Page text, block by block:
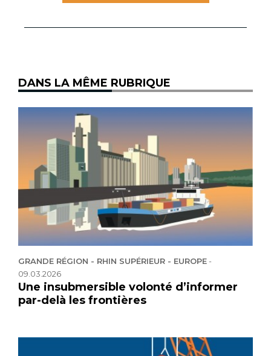
DANS LA MÊME RUBRIQUE
GRANDE RÉGION - RHIN SUPÉRIEUR - EUROPE-
09.03.2026
Une insubmersible volonté d’informer
par-delà les frontières